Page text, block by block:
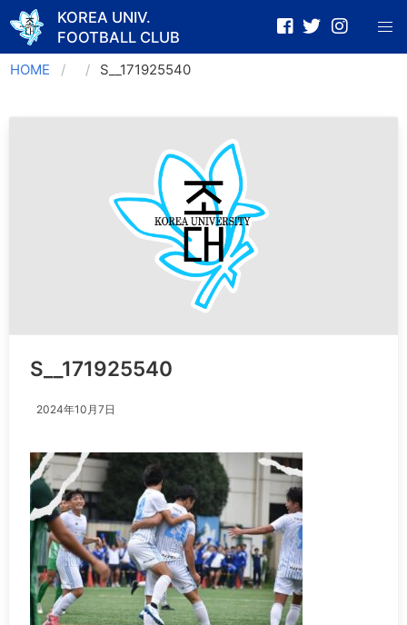
Skip
to
KOREA UNIV.
FOOTBALL CLUB
HOME S__171925540
S__171925540
2024年10月7日